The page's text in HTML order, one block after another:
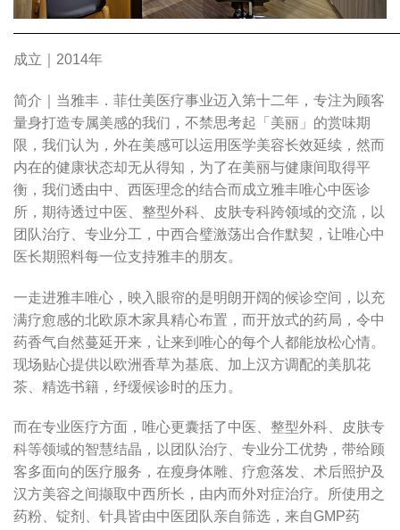
成立｜2014年
简介｜当雅丰．菲仕美医疗事业迈入第十二年，专注为顾客
量身打造专属美感的我们，不禁思考起「美丽」的赏味期
限，我们认为，外在美感可以运用医学美容长效延续，然而
内在的健康状态却无从得知，为了在美丽与健康间取得平
衡，我们透由中、西医理念的结合而成立雅丰唯心中医诊
所，期待透过中医、整型外科、皮肤专科跨领域的交流，以
团队治疗、专业分工，中西合璧激荡出合作默契，让唯心中
医长期照料每一位支持雅丰的朋友。
一走进雅丰唯心，映入眼帘的是明朗开阔的候诊空间，以充
满疗愈感的北欧原木家具精心布置，而开放式的药局，令中
药香气自然蔓延开来，让来到唯心的每个人都能放松心情。
现场贴心提供以欧洲香草为基底、加上汉方调配的美肌花
茶、精选书籍，纾缓候诊时的压力。
而在专业医疗方面，唯心更囊括了中医、整型外科、皮肤专
科等领域的智慧结晶，以团队治疗、专业分工优势，带给顾
客多面向的医疗服务，在瘦身体雕、疗愈落发、术后照护及
汉方美容之间撷取中西所长，由内而外对症治疗。所使用之
药粉、锭剂、针具皆由中医团队亲自筛选，来自GMP药